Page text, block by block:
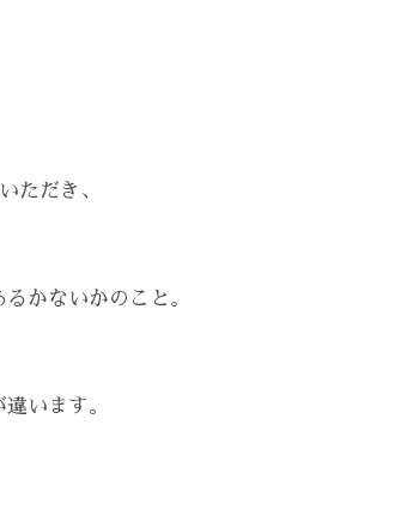
ただき、
かないかのこと。
います。